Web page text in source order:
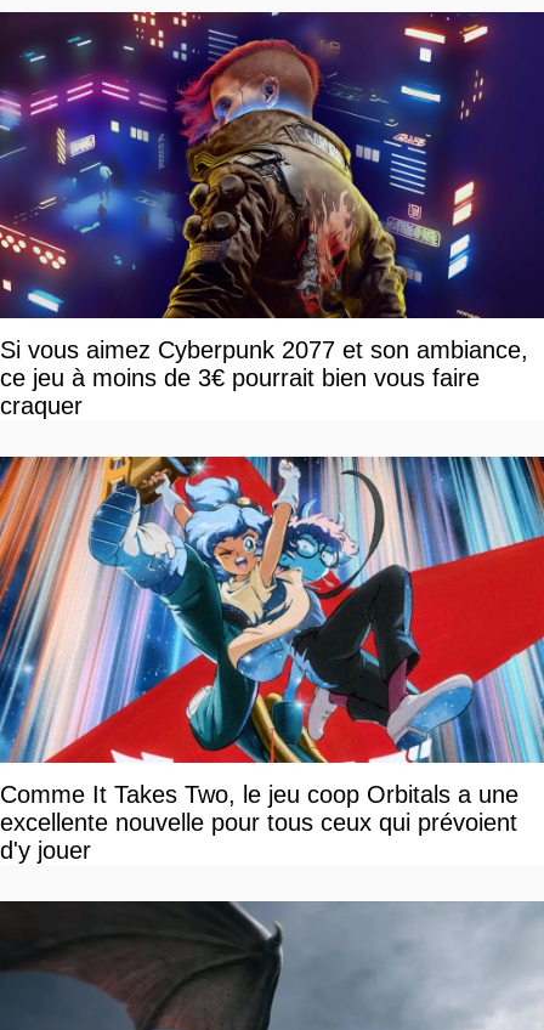
Si vous aimez Cyberpunk 2077 et son ambiance,
ce jeu à moins de 3€ pourrait bien vous faire
craquer
Comme It Takes Two, le jeu coop Orbitals a une
excellente nouvelle pour tous ceux qui prévoient
d'y jouer